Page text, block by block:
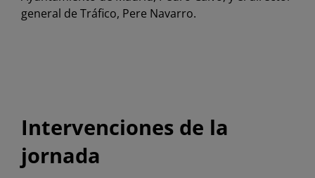
general de Tráfico, Pere Navarro.
Intervenciones de la
jornada